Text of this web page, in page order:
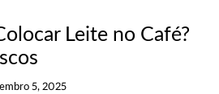
Leite no Café?
5, 2025